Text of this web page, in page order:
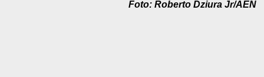
Foto: Roberto Dziura Jr/AEN